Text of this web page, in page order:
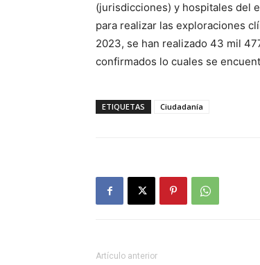
(jurisdicciones) y hospitales del
para realizar las exploraciones
2023, se han realizado 43 mil
confirmados lo cuales se
ETIQUETAS Ciudadanía
Artículo anterior